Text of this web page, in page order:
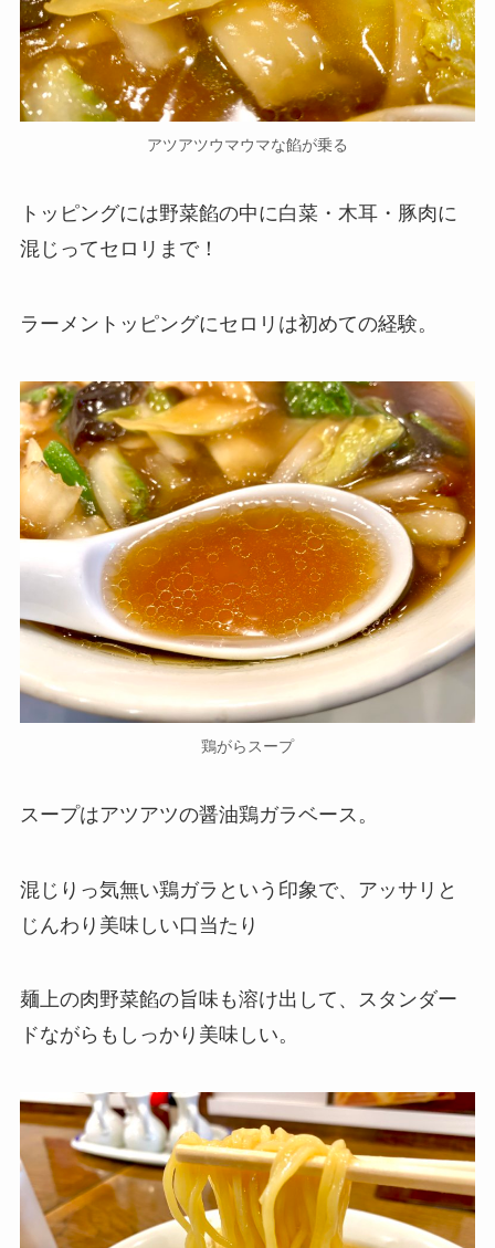
アツアツウマウマな餡が乗る
トッピングには野菜餡の中に白菜・木耳・豚肉に
混じってセロリまで！
ラーメントッピングにセロリは初めての経験。
鶏がらスープ
スープはアツアツの醤油鶏ガラベース。
混じりっ気無い鶏ガラという印象で、アッサリと
じんわり美味しい口当たり
麺上の肉野菜餡の旨味も溶け出して、スタンダー
ドながらもしっかり美味しい。